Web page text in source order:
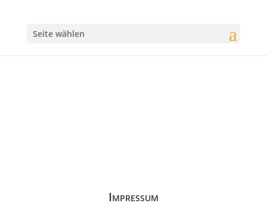
Seite wählen
Impressum